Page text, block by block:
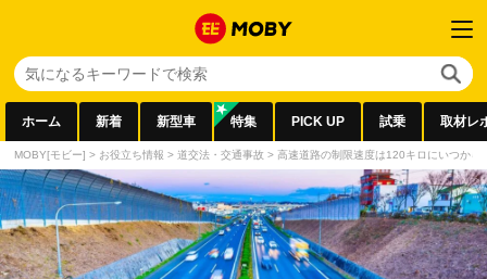
ホーム 新着 新型車 特集 PICK UP 試乗 取材レ
MOBY[モビー] > お役立ち情報 > 道交法・交通事故 > 高速道路の制限速度は120キロにいつか